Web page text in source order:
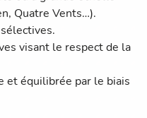
Quatre Vents…).
visant le respect de la
et équilibrée par le biais